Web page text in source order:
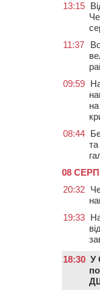
13:15
11:37
09:59
08:44
08
20:32
19:33
18:30 У